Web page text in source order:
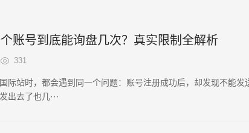
账号到底能询盘几次？真实限制全解析
331
际站时，都会遇到同一个问题：账号注册成功后，却发现不能发
出去了也几···